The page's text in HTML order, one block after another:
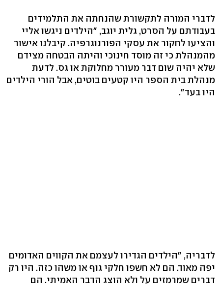
לדברי המורה לתקשורת שהנחתה את התלמידים
בעבודתם על הסרט, גלית יוגב, "הילדים ניגשו אליי
והציעו לחקור את עסקי הפורנוגרפיה. קיבלנו אישור
מהמנהלת כי זה מוסד חינוכי והיתה הבטחה מצידם
שלא יהיה שום דבר מעורר מחלוקת או גס. לדעת
מנהלת בית הספר היו קטעים בוטים, אבל הורי הילדים
היו בעד".
לדבריה, "הילדים הגדירו לעצמם את הקווים האדומים
יפה מאוד. הם לא חשפו חלקי גוף או משהו כזה. היו רק
דברים שמרמזים על ולא הוצג הדבר האמיתי. הם